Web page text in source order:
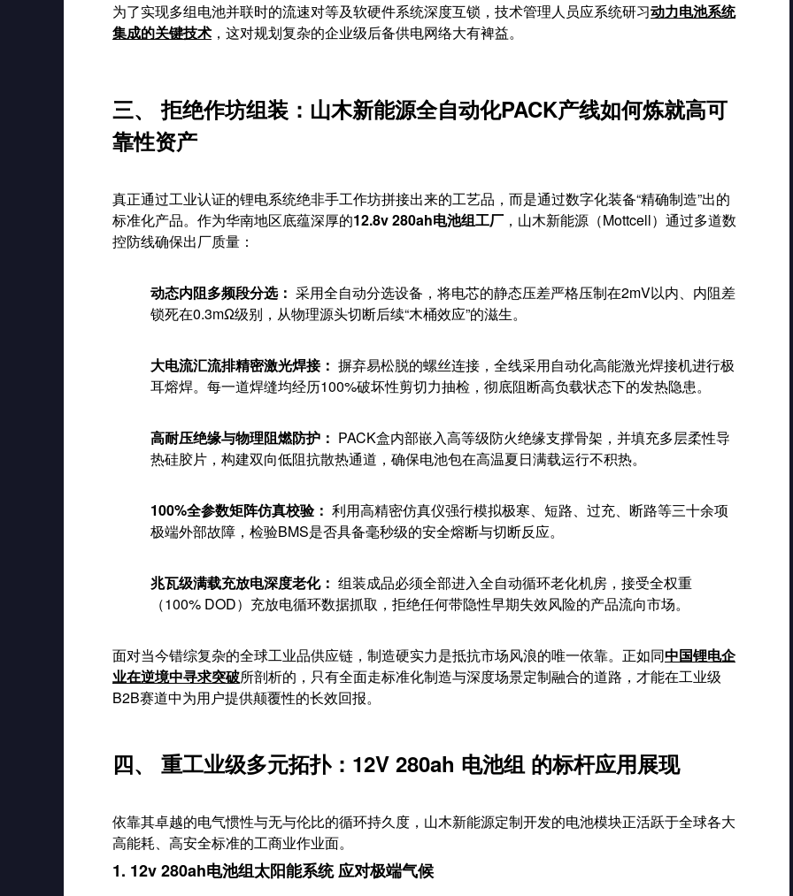
为了实现多组电池并联时的流速对等及软硬件系统深度互锁，技术管理人员应系统研习动力电池系统
集成的关键技术 ，这对规划复杂的企业级后备供电网络大有裨益。
三、 拒绝作坊组装：山木新能源全自动化PACK产线如何炼就高可
靠性资产
真正通过工业认证的锂电系统绝非手工作坊拼接出来的工艺品，而是通过数字化装备“精确制造”出的
标准化产品。作为华南地区底蕴深厚的12.8v 280ah电池组工厂 ，山木新能源（Mottcell）通过多道数
控防线确保出厂质量：
动态内阻多频段分选： 采用全自动分选设备，将电芯的静态压差严格压制在2mV以内、内阻差
锁死在0.3mΩ级别，从物理源头切断后续“木桶效应”的滋生。
大电流汇流排精密激光焊接： 摒弃易松脱的螺丝连接，全线采用自动化高能激光焊接机进行极
耳熔焊。每一道焊缝均经历100%破坏性剪切力抽检，彻底阻断高负载状态下的发热隐患。
高耐压绝缘与物理阻燃防护： PACK盒内部嵌入高等级防火绝缘支撑骨架，并填充多层柔性导
热硅胶片，构建双向低阻抗散热通道，确保电池包在高温夏日满载运行不积热。
100%全参数矩阵仿真校验： 利用高精密仿真仪强行模拟极寒、短路、过充、断路等三十余项
极端外部故障，检验BMS是否具备毫秒级的安全熔断与切断反应。
兆瓦级满载充放电深度老化： 组装成品必须全部进入全自动循环老化机房，接受全权重
（100% DOD）充放电循环数据抓取，拒绝任何带隐性早期失效风险的产品流向市场。
面对当今错综复杂的全球工业品供应链，制造硬实力是抵抗市场风浪的唯一依靠。正如同中国锂电企
业在逆境中寻求突破所剖析的，只有全面走标准化制造与深度场景定制融合的道路，才能在工业级
B2B赛道中为用户提供颠覆性的长效回报。
四、 重工业级多元拓扑：12V 280ah 电池组 的标杆应用展现
依靠其卓越的电气惯性与无与伦比的循环持久度，山木新能源定制开发的电池模块正活跃于全球各大
高能耗、高安全标准的工商业作业面。
1. 12v 280ah电池组太阳能系统 应对极端气候